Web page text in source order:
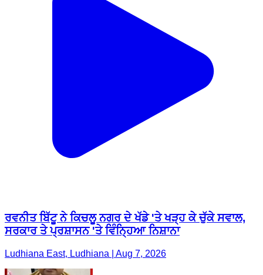
ਰਵਨੀਤ ਬਿੱਟੂ ਨੇ ਕਿਚਲੂ ਨਗਰ ਦੇ ਖੱਡੇ 'ਤੇ ਖੜ੍ਹ ਕੇ ਚੁੱਕੇ ਸਵਾਲ,